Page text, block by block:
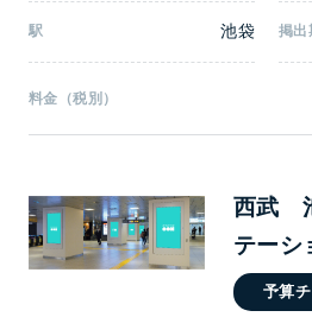
駅 池袋 掲出
料金（税別）
西武
テーシ
予算